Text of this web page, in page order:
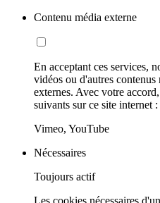
Contenu média externe
En acceptant ces services,
vidéos ou d'autres contenus
externes. Avec votre
suivants sur ce site internet :
Vimeo, YouTube
Nécessaires
Toujours actif
Les cookies nécessaires